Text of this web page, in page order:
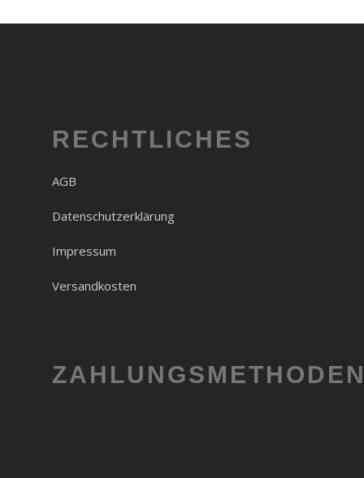
RECHTLICHES
AGB
Datenschutzerklärung
Impressum
Versandkosten